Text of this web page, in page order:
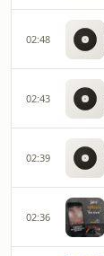
02:48
02:43
02:39
02:36